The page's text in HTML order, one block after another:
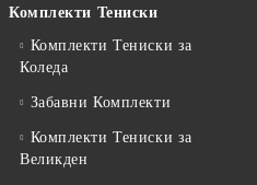
Комплекти Тениски
Комплекти Тениски за
Коледа
Забавни Комплекти
Комплекти Тениски за
Великден